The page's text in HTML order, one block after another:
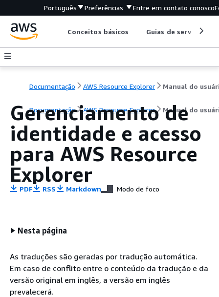
Português Preferências Entre em contato conosco
Conceitos básicos Guias de serviço
Documentação AWS Resource Explorer Manual do
Documentação AWS Resource Explorer Manual do
Gerenciamento de
identidade e acesso
para AWS Resource
Explorer
PDF RSS Markdown Modo de foco
Nesta página
As traduções são geradas por tradução automática.
Em caso de conflito entre o conteúdo da tradução e da
versão original em inglês, a versão em inglês
prevalecerá.